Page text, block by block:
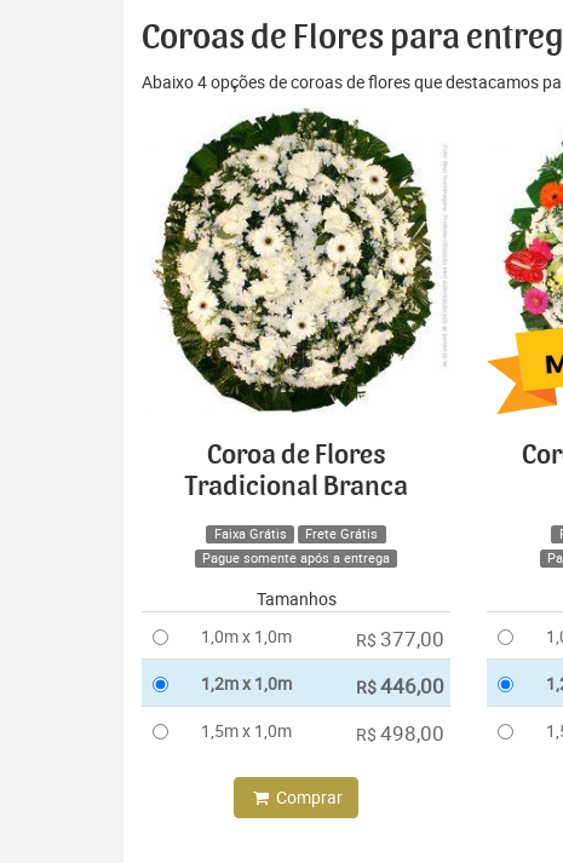
Coroas de Flores para
Abaixo 4 opções de coroas de flores que destacamos
Coroa de Flores
Tradicional Branca
Faixa Grátis
Frete Grátis
Pague somente após a entrega
Tamanhos
1,0m x 1,0m
R$ 377,00
1,2m x 1,0m R$446,00
1,5m x 1,0m R$ 498,00
Comprar